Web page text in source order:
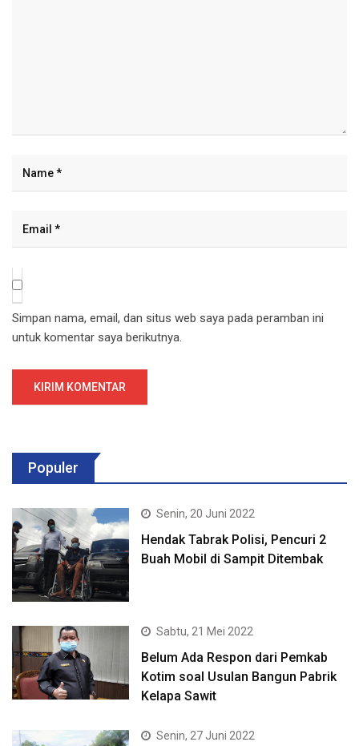
Simpan nama, email, dan situs web saya pada peramban ini
untuk komentar saya berikutnya.
Populer
Senin, 20 Juni 2022
Hendak Tabrak Polisi, Pencuri 2
Buah Mobil di Sampit Ditembak
Sabtu, 21 Mei 2022
Belum Ada Respon dari Pemkab
Kotim soal Usulan Bangun Pabrik
Kelapa Sawit
Senin, 27 Juni 2022